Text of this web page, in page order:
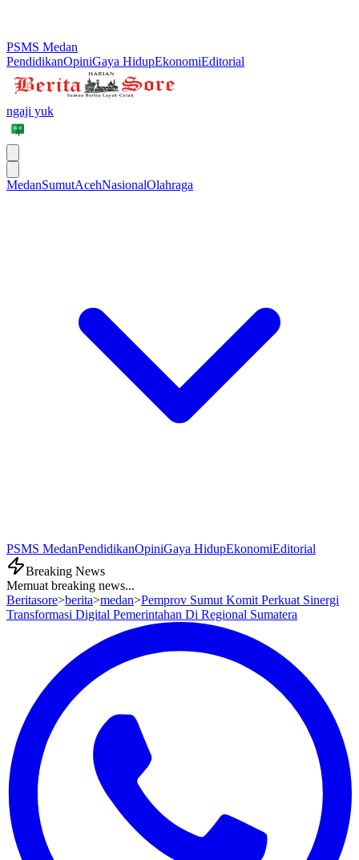
PSMS Medan
PendidikanOpiniGaya HidupEkonomiEditorial
ngaji yuk
MedanSumutAcehNasionalOlahraga
PSMS MedanPendidikanOpiniGaya HidupEkonomiEditorial
Breaking News
Memuat breaking news...
Beritasore>berita>medan>Pemprov Sumut Komit Perkuat Sinergi
Transformasi Digital Pemerintahan Di Regional Sumatera